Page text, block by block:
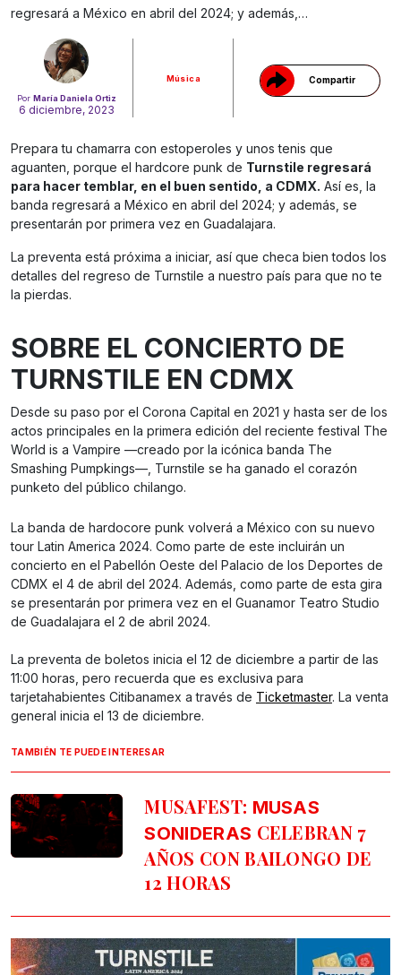
Por María Daniela Ortiz
6 diciembre, 2023
Música Compartir
regresará a México en abril del 2024; y además,…
Prepara tu chamarra con estoperoles y unos tenis que
aguanten, porque el hardcore punk de Turnstile regresará
para hacer temblar, en el buen sentido, a CDMX. Así es, la
banda regresará a México en abril del 2024; y además, se
presentarán por primera vez en Guadalajara.
La preventa está próxima a iniciar, así que checa bien todos los
detalles del regreso de Turnstile a nuestro país para que no te
la pierdas.
SOBRE EL CONCIERTO DE
TURNSTILE EN CDMX
Desde su paso por el Corona Capital en 2021 y hasta ser de los
actos principales en la primera edición del reciente festival The
World is a Vampire —creado por la icónica banda The
Smashing Pumpkings—, Turnstile se ha ganado el corazón
punketo del público chilango.
La banda de hardocore punk volverá a México con su nuevo
tour Latin America 2024. Como parte de este incluirán un
concierto en el Pabellón Oeste del Palacio de los Deportes de
CDMX el 4 de abril del 2024. Además, como parte de esta gira
se presentarán por primera vez en el Guanamor Teatro Studio
de Guadalajara el 2 de abril 2024.
La preventa de boletos inicia el 12 de diciembre a partir de las
11:00 horas, pero recuerda que es exclusiva para
tarjetahabientes Citibanamex a través de Ticketmaster. La venta
general inicia el 13 de diciembre.
TAMBIÉN TE PUEDE INTERESAR
MUSAFEST: MUSAS
SONIDERAS CELEBRAN 7
AÑOS CON BAILONGO DE
12 HORAS